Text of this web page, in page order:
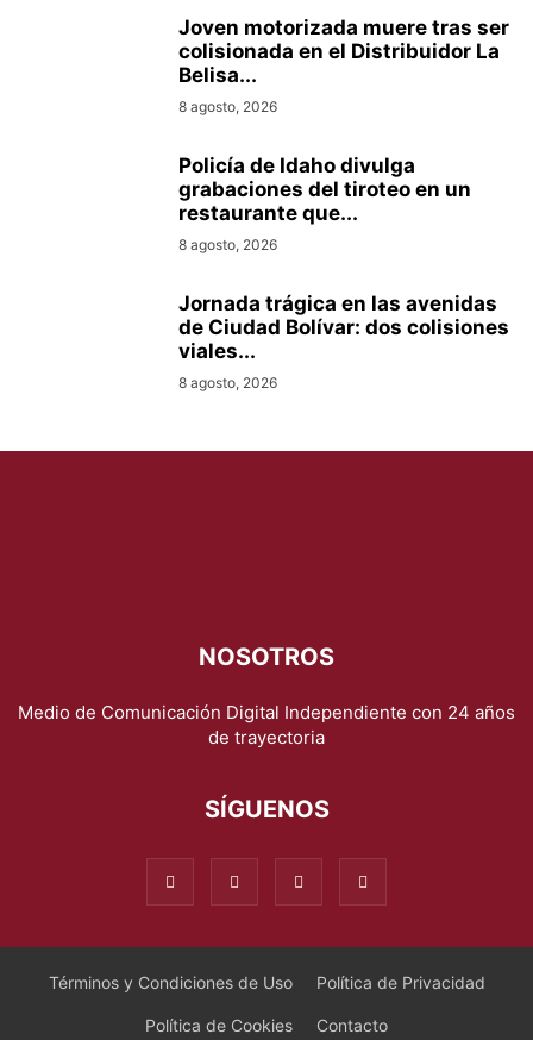
Joven motorizada muere tras ser
colisionada en el Distribuidor La
Belisa...
8 agosto, 2026
Policía de Idaho divulga
grabaciones del tiroteo en un
restaurante que...
8 agosto, 2026
Jornada trágica en las avenidas
de Ciudad Bolívar: dos colisiones
viales...
8 agosto, 2026
NOSOTROS
Medio de Comunicación Digital Independiente con 24 años
de trayectoria
SÍGUENOS
Términos y Condiciones de Uso Política de Privacidad
Política de Cookies Contacto